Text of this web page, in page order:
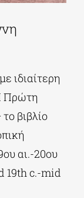
ιδιαίτερη
Πρώτη
βιβλίο
αι.-20ου
19th c.-mid